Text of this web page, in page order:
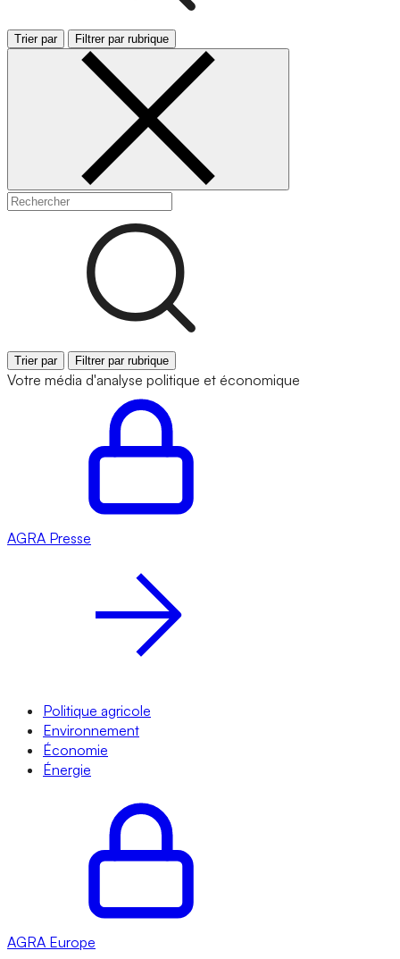
Trier par Filtrer par rubrique
Trier par Filtrer par rubrique
Votre média d'analyse politique et économique
AGRA Presse
Politique agricole
Environnement
Économie
Énergie
AGRA Europe